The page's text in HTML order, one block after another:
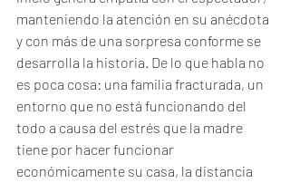
manteniendo la atención en su anécdota
y con más de una sorpresa conforme se
desarrolla la historia. De lo que habla no
es poca cosa: una familia fracturada, un
entorno que no está funcionando del
todo a causa del estrés que la madre
tiene por hacer funcionar
económicamente su casa, la distancia